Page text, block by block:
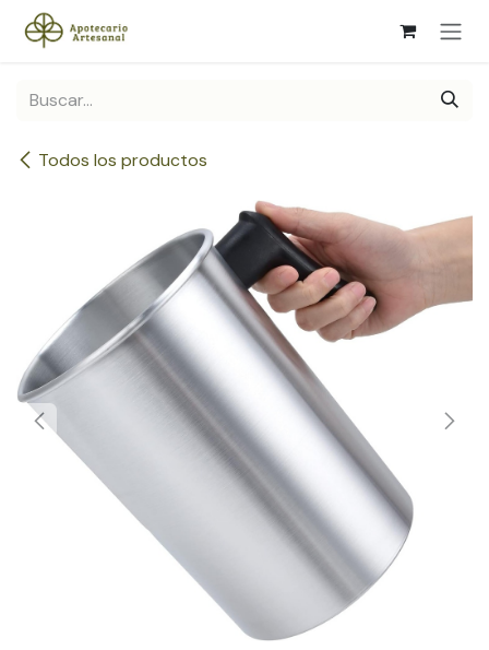
Ir al contenido
Todos los productos